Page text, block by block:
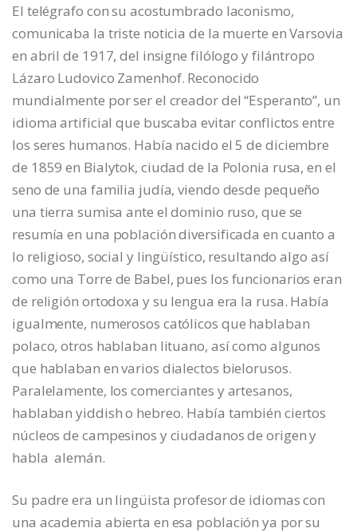
El telégrafo con su acostumbrado laconismo,
comunicaba la triste noticia de la muerte en Varsovia
en abril de 1917, del insigne filólogo y filántropo
Lázaro Ludovico Zamenhof. Reconocido
mundialmente por ser el creador del “Esperanto”, un
idioma artificial que buscaba evitar conflictos entre
los seres humanos. Había nacido el 5 de diciembre
de 1859 en Bialytok, ciudad de la Polonia rusa, en el
seno de una familia judía, viendo desde pequeño
una tierra sumisa ante el dominio ruso, que se
resumía en una población diversificada en cuanto a
lo religioso, social y lingüístico, resultando algo así
como una Torre de Babel, pues los funcionarios eran
de religión ortodoxa y su lengua era la rusa. Había
igualmente, numerosos católicos que hablaban
polaco, otros hablaban lituano, así como algunos
que hablaban en varios dialectos bielorusos.
Paralelamente, los comerciantes y artesanos,
hablaban yiddish o hebreo. Había también ciertos
núcleos de campesinos y ciudadanos de origen y
habla alemán.
Su padre era un lingüista profesor de idiomas con
una academia abierta en esa población ya por su